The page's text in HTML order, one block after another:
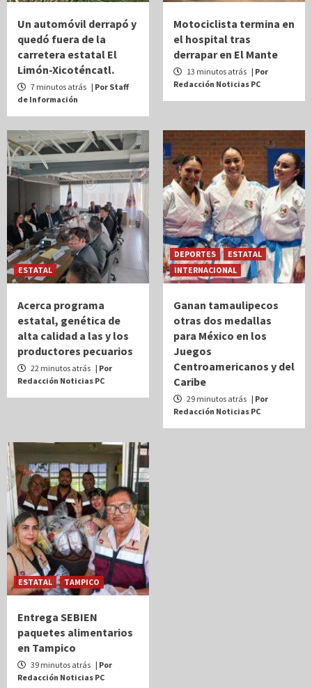
Un automóvil derrapó y
quedó fuera de la
carretera estatal El
Limón-Xicoténcatl.
7 minutos atrás | Por Staff
de Información
Motociclista termina en
el hospital tras
derrapar en El Mante
13 minutos atrás | Por
Redacción Noticias PC
ESTATAL
Acerca programa
estatal, genética de
alta calidad a las y los
productores pecuarios
22 minutos atrás | Por
Redacción Noticias PC
DEPORTES
ESTATAL
INTERNACIONAL
Ganan tamaulipecos
otras dos medallas
para México en los
Juegos
Centroamericanos y del
Caribe
29 minutos atrás | Por
Redacción Noticias PC
ESTATAL TAMPICO
Entrega SEBIEN
paquetes alimentarios
en Tampico
39 minutos atrás | Por
Redacción Noticias PC